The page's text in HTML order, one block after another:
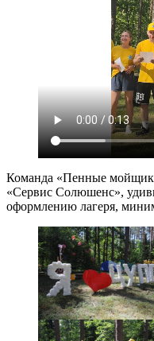
Команда «Пенные
«Сервис Солюшенс»,
оформлению лагеря,